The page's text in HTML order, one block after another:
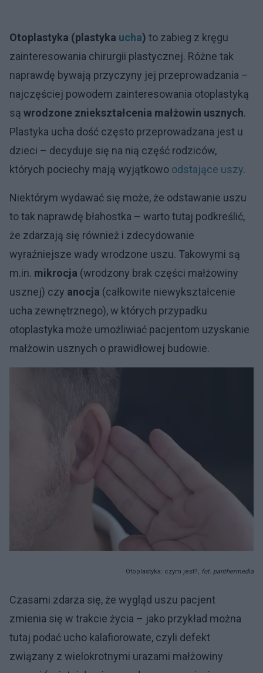
Otoplastyka (plastyka ucha) to zabieg z kręgu
zainteresowania chirurgii plastycznej. Różne tak
naprawdę bywają przyczyny jej przeprowadzania –
najczęściej powodem zainteresowania otoplastyką
są wrodzone zniekształcenia małżowin usznych.
Plastyka ucha dość często przeprowadzana jest u
dzieci – decyduje się na nią część rodziców,
których pociechy mają wyjątkowo odstające uszy.
Niektórym wydawać się może, że odstawanie uszu
to tak naprawdę błahostka – warto tutaj podkreślić,
że zdarzają się również i zdecydowanie
wyraźniejsze wady wrodzone uszu. Takowymi są
m.in. mikrocja (wrodzony brak części małżowiny
usznej) czy anocja (całkowite niewykształcenie
ucha zewnętrznego), w których przypadku
otoplastyka może umożliwiać pacjentom uzyskanie
małżowin usznych o prawidłowej budowie.
Otoplastyka: czym jest?, fot. panthermedia
Czasami zdarza się, że wygląd uszu pacjent
zmienia się w trakcie życia – jako przykład można
tutaj podać ucho kalafiorowate, czyli defekt
związany z wielokrotnymi urazami małżowiny